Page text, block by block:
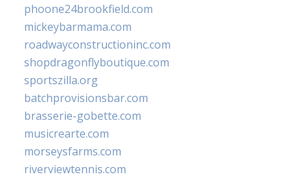
phoone24brookfield.com
mickeybarmama.com
roadwayconstructioninc.com
shopdragonflyboutique.com
sportszilla.org
batchprovisionsbar.com
brasserie-gobette.com
musicrearte.com
morseysfarms.com
riverviewtennis.com